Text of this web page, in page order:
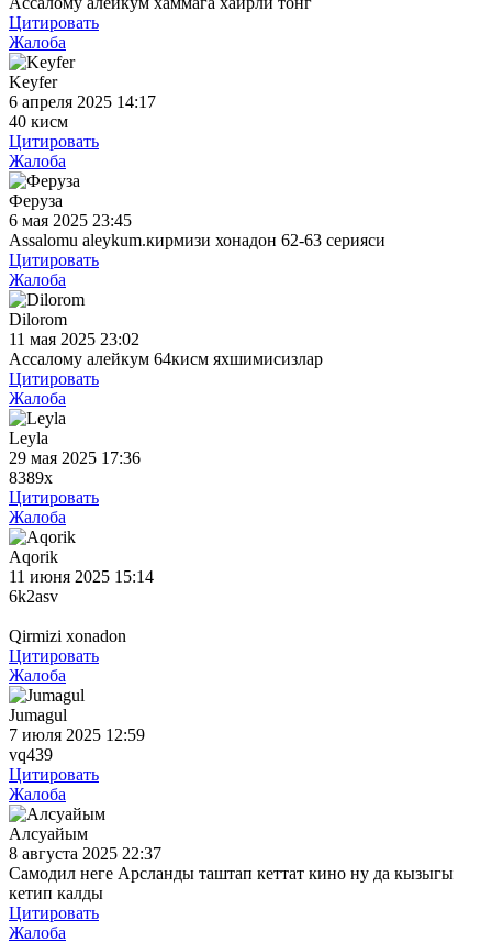
Цитировать
Жалоба
Keyfer
6 апреля 2025 14:17
40 кисм
Цитировать
Жалоба
Феруза
6 мая 2025 23:45
Assalomu aleykum.кирмизи хонадон 62-63 серияси
Цитировать
Жалоба
Dilorom
11 мая 2025 23:02
Ассалому алейкум 64кисм яхшимисизлар
Цитировать
Жалоба
Leyla
29 мая 2025 17:36
8389x
Цитировать
Жалоба
Aqorik
11 июня 2025 15:14
6k2asv
Qirmizi xonadon
Цитировать
Жалоба
Jumagul
7 июля 2025 12:59
vq439
Цитировать
Жалоба
Алсуайым
8 августа 2025 22:37
Самодил неге Арсланды таштап кеттат кино ну да кызыгы
кетип калды
Цитировать
Жалоба